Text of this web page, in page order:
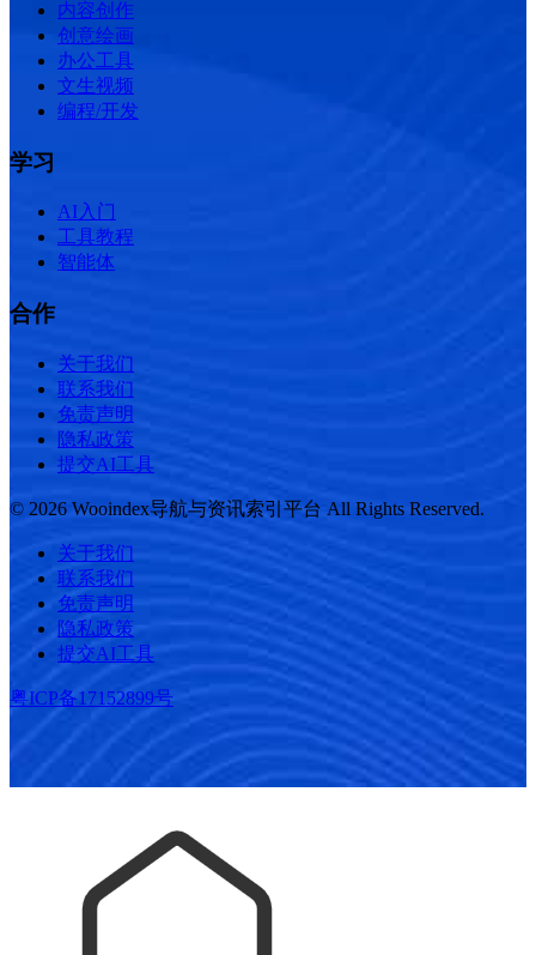
内容创作
创意绘画
办公工具
文生视频
编程/开发
学习
AI入门
工具教程
智能体
合作
关于我们
联系我们
免责声明
隐私政策
提交AI工具
© 2026 Wooindex导航与资讯索引平台 All Rights Reserved.
关于我们
联系我们
免责声明
隐私政策
提交AI工具
粤ICP备17152899号